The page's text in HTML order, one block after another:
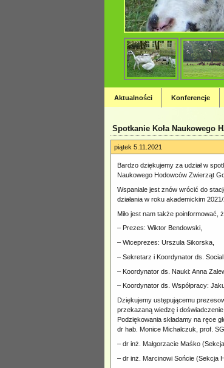
Aktualności Konferencje
Spotkanie Koła Naukowego
piątek 5.11.2021
Bardzo dziękujemy za udział w
Naukowego Hodowców Zwierząt
Wspaniale jest znów wrócić do
działania w roku akademickim
Miło jest nam także
– Prezes: Wiktor Bendowski,
– Wiceprezes: Urszula Sikorska,
– Sekretarz i Koordynator ds.
– Koordynator ds. Nauki: Anna
– Koordynator ds. Współpracy:
Dziękujemy ustępującemu
przekazaną wiedzę i doświadczenie.
Podziękowania składamy na ręce
dr hab. Monice Michalczuk, prof.
– dr inż. Małgorzacie Maśko
– dr inż. Marcinowi Sońcie (Sekcja